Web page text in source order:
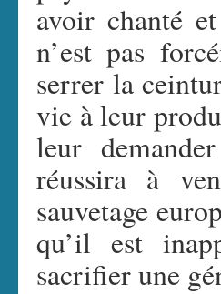
avoir chanté
n’est pas
serrer la
vie à leur
leur
réussira à
sauvetage
qu’il est
sacrifier une